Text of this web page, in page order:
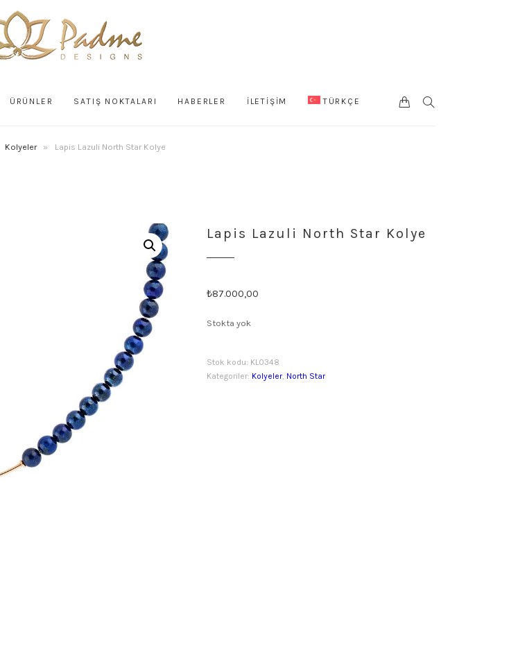
ÜRÜNLER SATIŞ NOKTALARI HABERLER İLETİŞİM TÜRKÇE
SEARCH
Kolyeler » Lapis Lazuli North Star Kolye
Lapis Lazuli North Star Kolye
₺87.000,00
Stokta yok
Stok kodu: KL0348
Kategoriler: Kolyeler, North Star